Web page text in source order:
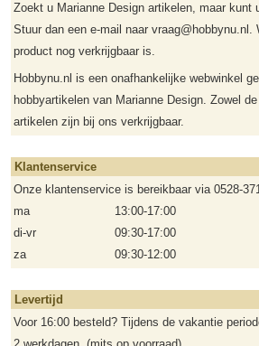
Zoekt u Marianne Design artikelen, maar kunt
Stuur dan een e-mail naar vraag@hobbynu.nl.
product nog verkrijgbaar is.
Hobbynu.nl is een onafhankelijke webwinkel
hobbyartikelen van Marianne Design. Zowel
artikelen zijn bij ons verkrijgbaar.
Klantenservice
Onze klantenservice is bereikbaar via 0528-
ma
13:00-17:00
di-vr
09:30-17:00
za
09:30-12:00
Levertijd
Voor 16:00 besteld? Tijdens de vakantie